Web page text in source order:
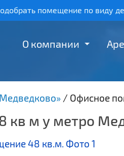
помещение по виду
О компании
/ Офисное
кв м у метро